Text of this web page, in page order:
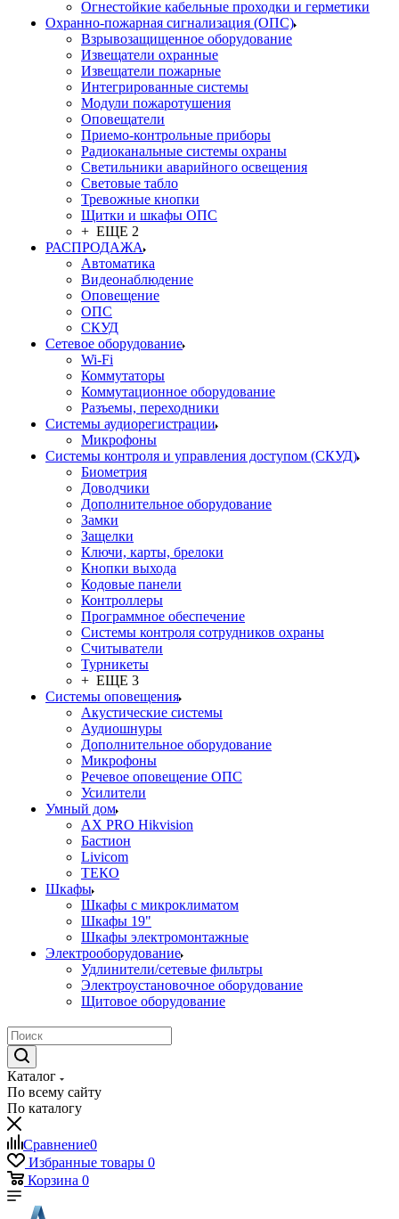
Огнестойкие кабельные проходки и герметики
Охранно-пожарная сигнализация (ОПС)
Взрывозащищенное оборудование
Извещатели охранные
Извещатели пожарные
Интегрированные системы
Модули пожаротушения
Оповещатели
Приемо-контрольные приборы
Радиоканальные системы охраны
Светильники аварийного освещения
Световые табло
Тревожные кнопки
Щитки и шкафы ОПС
+ ЕЩЕ 2
РАСПРОДАЖА
Автоматика
Видеонаблюдение
Оповещение
ОПС
СКУД
Сетевое оборудование
Wi-Fi
Коммутаторы
Коммутационное оборудование
Разъемы, переходники
Системы аудиорегистрации
Микрофоны
Системы контроля и управления доступом (СКУД)
Биометрия
Доводчики
Дополнительное оборудование
Замки
Защелки
Ключи, карты, брелоки
Кнопки выхода
Кодовые панели
Контроллеры
Программное обеспечение
Системы контроля сотрудников охраны
Считыватели
Турникеты
+ ЕЩЕ 3
Системы оповещения
Акустические системы
Аудиошнуры
Дополнительное оборудование
Микрофоны
Речевое оповещение ОПС
Усилители
Умный дом
AX PRO Hikvision
Бастион
Livicom
ТЕКО
Шкафы
Шкафы с микроклиматом
Шкафы 19"
Шкафы электромонтажные
Электрооборудование
Удлинители/сетевые фильтры
Электроустановочное оборудование
Щитовое оборудование
Каталог
По всему сайту
По каталогу
Сравнение0
Избранные товары 0
Корзина 0